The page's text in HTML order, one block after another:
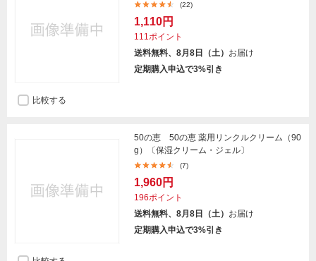
(22)
1,110円
111ポイント
送料無料、8月8日（土） お届け
定期購入申込で3%引き
比較する
50の恵 50の恵 薬用リンクルクリーム（90
g）〔保湿クリーム・ジェル〕
(7)
1,960円
196ポイント
送料無料、8月8日（土） お届け
定期購入申込で3%引き